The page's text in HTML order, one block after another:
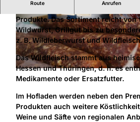
© Rotkäppchenland, Patrick Pfaff | CC-BY-SA
© David Straßer ©
Route Anrufen
Produkte. Das Sortiment reicht von
Wildwurst, Grillgut bis zu
z. B. Wildleberwurst und
Das Wildfleisch stammt aus
Hessen und Thüringen, d. h. es
Medikamente oder Ersatzfutter.
Im Hofladen werden neben den
Produkten auch weitere
Weine und Säfte von regionalen